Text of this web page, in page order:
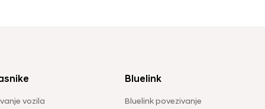
vozila
Bluelink
Bluelink povezivanje